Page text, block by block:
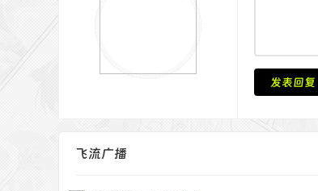
发表回复
飞流广播